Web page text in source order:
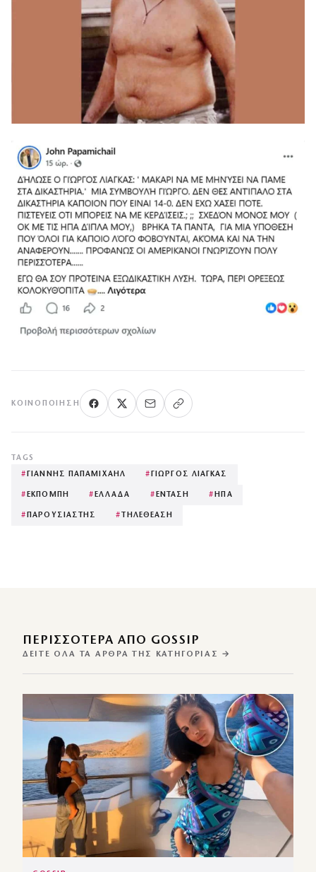
ΚΟΙΝΟΠΟΊΗΣΗ
TAGS
# ΓΙΑΝΝΗΣ ΠΑΠΑΜΙΧΑΗΛ # ΓΙΩΡΓΟΣ ΛΙΑΓΚΑΣ
# ΕΚΠΟΜΠΗ # ΕΛΛΑΔΑ # ΕΝΤΑΣΗ # ΗΠΑ
# ΠΑΡΟΥΣΙΑΣΤΗΣ # ΤΗΛΕΘΕΑΣΗ
ΠΕΡΙΣΣΌΤΕΡΑ ΑΠΌ GOSSIP
ΔΕΊΤΕ ΌΛΑ ΤΑ ΆΡΘΡΑ ΤΗΣ ΚΑΤΗΓΟΡΊΑΣ →